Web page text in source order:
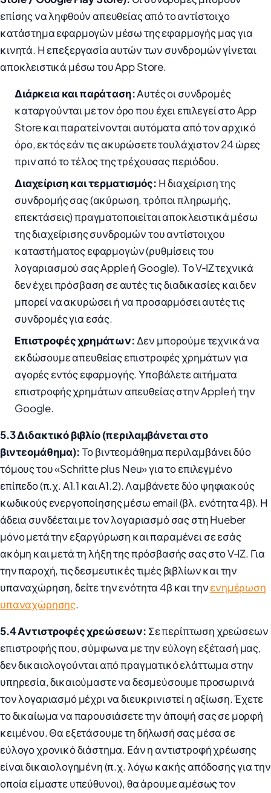
επίσης να ληφθούν απευθείας από το αντίστοιχο
κατάστημα εφαρμογών μέσω της εφαρμογής μας για
κινητά. Η επεξεργασία αυτών των συνδρομών γίνεται
αποκλειστικά μέσω του App Store.
Διάρκεια και παράταση:Αυτές οι συνδρομές
καταργούνται με τον όρο που έχει επιλεγεί στο App
Store και παρατείνονται αυτόματα από τον αρχικό
όρο, εκτός εάν τις ακυρώσετε τουλάχιστον 24 ώρες
πριν από το τέλος της τρέχουσας περιόδου.
Διαχείριση και τερματισμός: Η διαχείριση της
συνδρομής σας (ακύρωση, τρόποι πληρωμής,
επεκτάσεις) πραγματοποιείται αποκλειστικά μέσω
της διαχείρισης συνδρομών του αντίστοιχου
καταστήματος εφαρμογών (ρυθμίσεις του
λογαριασμού σας Apple ή Google). Το V‑IZ τεχνικά
δεν έχει πρόσβαση σε αυτές τις διαδικασίες και δεν
μπορεί να ακυρώσει ή να προσαρμόσει αυτές τις
συνδρομές για εσάς.
Επιστροφές χρημάτων: Δεν μπορούμε τεχνικά να
εκδώσουμε απευθείας επιστροφές χρημάτων για
αγορές εντός εφαρμογής. Υποβάλετε αιτήματα
επιστροφής χρημάτων απευθείας στην Apple ή την
Google.
5.3 Διδακτικό βιβλίο (περιλαμβάνεται στο
βιντεομάθημα):Το βιντεομάθημα περιλαμβάνει δύο
τόμους του «Schritte plus Neu» για το επιλεγμένο
επίπεδο (π.χ. A1.1 και A1.2). Λαμβάνετε δύο ψηφιακούς
κωδικούς ενεργοποίησης μέσω email (βλ. ενότητα 4β). Η
άδεια συνδέεται με τον λογαριασμό σας στη Hueber
μόνο μετά την εξαργύρωση και παραμένει σε εσάς
ακόμη και μετά τη λήξη της πρόσβασής σας στο V‑IZ. Για
την παροχή, τις δεσμευτικές τιμές βιβλίων και την
υπαναχώρηση, δείτε την ενότητα 4β και τηνενημέρωση
υπαναχώρησης.
5.4 Αντιστροφές χρεώσεων: Σε περίπτωση χρεώσεων
επιστροφής που, σύμφωνα με την εύλογη εξέτασή μας,
δεν δικαιολογούνται από πραγματικό ελάττωμα στην
υπηρεσία, δικαιούμαστε να δεσμεύσουμε προσωρινά
τον λογαριασμό μέχρι να διευκρινιστεί η αξίωση. Έχετε
το δικαίωμα να παρουσιάσετε την άποψή σας σε μορφή
κειμένου. Θα εξετάσουμε τη δήλωσή σας μέσα σε
εύλογο χρονικό διάστημα. Εάν η αντιστροφή χρέωσης
είναι δικαιολογημένη (π.χ. λόγω κακής απόδοσης για την
οποία είμαστε υπεύθυνοι), θα άρουμε αμέσως τον